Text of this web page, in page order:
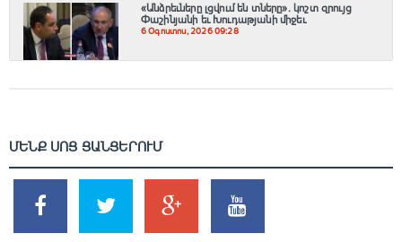
«Անձրեւները լցվում են տները». կոշտ զրույց
Փաշինյանի եւ Խուդաթյանի միջեւ
6 Օգոստոս, 2026 09:28
ՄԵՆՔ ՍՈՑ ՑԱՆՑԵՐՈՒՄ
2k
SHARES
1.5k
TWEETS
203
SHARES
620
SHARES